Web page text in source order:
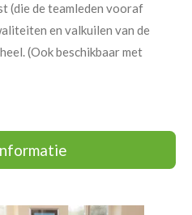
(die de teamleden vooraf
en valkuilen van de
(Ook beschikbaar met